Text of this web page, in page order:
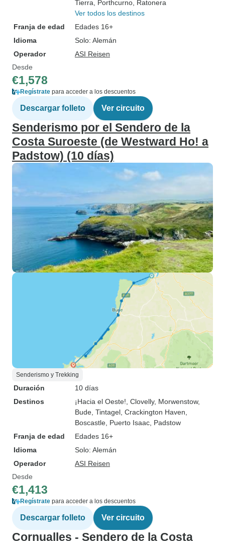
Tierra , Porthcurno , Ratonera
Ver todos los destinos
Franja de edad
Edades 16+
Idioma
Solo: Alemán
Operador
ASI Reisen
Desde
€1,578
Regístrate para acceder a los descuentos
Descargar folleto Ver circuito
Senderismo por el Sendero de la
Costa Suroeste (de Westward Ho! a
Padstow) (10 días)
Senderismo y Trekking
Duración
10 días
Destinos
¡Hacia el Oeste! , Clovelly, Morwenstow,
Bude , Tintagel , Crackington Haven
Boscastle , Puerto Isaac , Padstow
Franja de edad
Edades 16+
Idioma
Solo: Alemán
Operador
ASI Reisen
Desde
€1,413
Regístrate para acceder a los descuentos
Descargar folleto Ver circuito
Cornualles - Sendero de la Costa